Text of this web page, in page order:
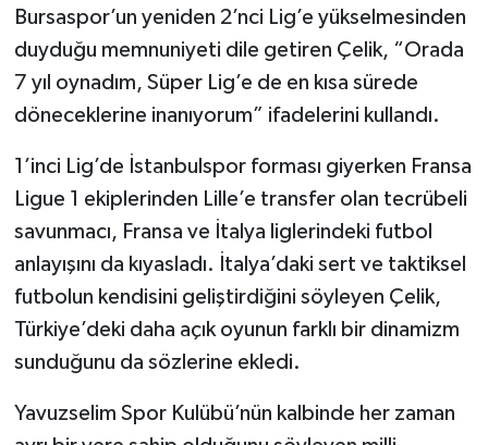
Bursaspor’un yeniden 2’nci Lig’e yükselmesinden
duyduğu memnuniyeti dile getiren Çelik, “Orada
7 yıl oynadım, Süper Lig’e de en kısa sürede
döneceklerine inanıyorum” ifadelerini kullandı.
1’inci Lig’de İstanbulspor forması giyerken Fransa
Ligue 1 ekiplerinden Lille’e transfer olan tecrübeli
savunmacı, Fransa ve İtalya liglerindeki futbol
anlayışını da kıyasladı. İtalya’daki sert ve taktiksel
futbolun kendisini geliştirdiğini söyleyen Çelik,
Türkiye’deki daha açık oyunun farklı bir dinamizm
sunduğunu da sözlerine ekledi.
Yavuzselim Spor Kulübü’nün kalbinde her zaman